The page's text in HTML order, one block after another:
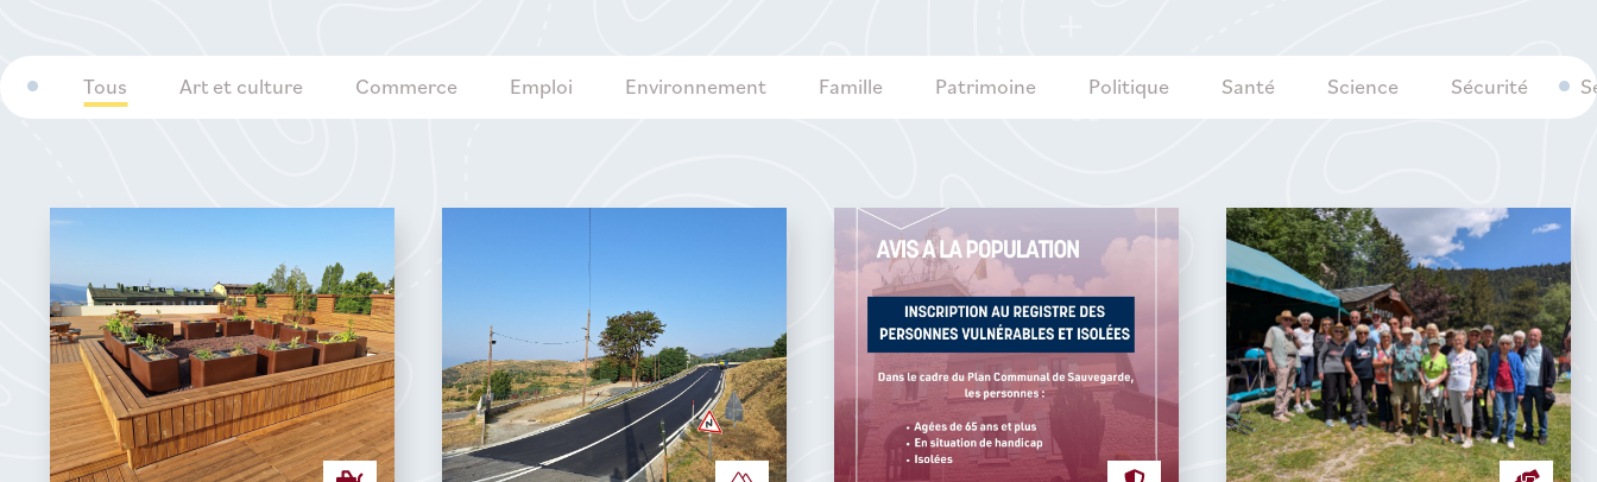
Tous Art et culture Commerce Emploi Environnement Famille Patrimoine Politique Santé Science Sécurité